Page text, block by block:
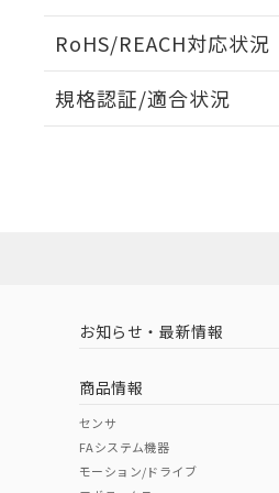
ログイン/会員登録いただ
RoHS/REACH対応状況
規格認証/適合状況
お知らせ・最新情報
商品情報
センサ
FAシステム機器
モーション/ドライブ